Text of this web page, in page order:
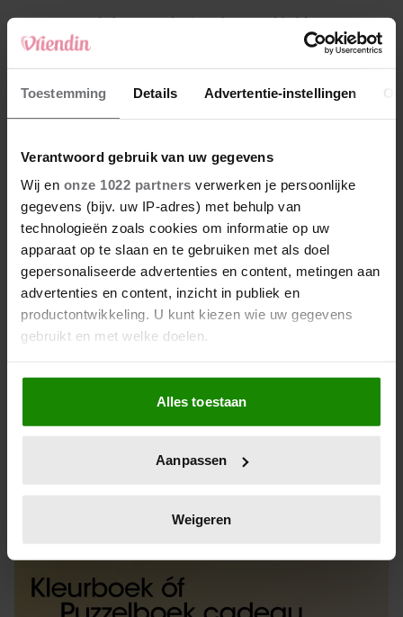
Toestemming Details Advertentie-instellingen
Verantwoord gebruik van uw gegevens
Wij en onze 1022 partners verwerken je persoonlijke
gegevens (bijv. uw IP-adres) met behulp van
technologieën zoals cookies om informatie op uw
apparaat op te slaan en te gebruiken met als doel
gepersonaliseerde advertenties en content, metingen aan
advertenties en content, inzicht in publiek en
productontwikkeling. U kunt kiezen wie uw gegevens
gebruikt en met welke doelen.
Als u het toestaat, willen we ook graag:
Informatie verzamelen over uw geografische
locatie, die tot een paar meter nauwkeurig kan zijn
scannen op specifieke eigenschappen (fingerprinting)
verwerkt en stel uw voorkeuren in het
intrekken in de Cookieverklaring.
We gebruiken cookies om content en advertenties te
Alles toestaan
Aanpassen
Weigeren
4 Makelaar Mandy: ‘Vrijdagavond belde Bart.
Hij sprak eng kalm’
5 Makelaar Mandy: ‘Judith typt… En deze keer
durf ik bijna niet te lezen wat er komt’
Nieuw